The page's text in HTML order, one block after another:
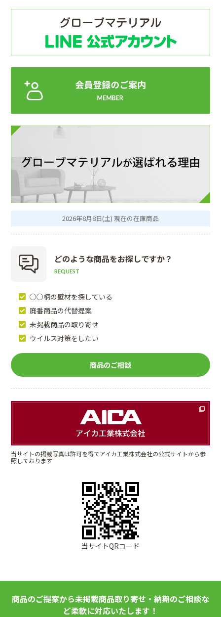
2026年8月8日(土) 現在の在庫商品
どのような商品をお探しですか？
REQUEST
○○柄の壁材を探している
廃番商品の代替提案
未掲載商品の取り寄せ
ウイルス対策をしたい
商品のご相談
当サイトの掲載写真は許可を得てアイカ工業株式会社の公式サイトから参
照しております
当サイトQRコード
商品のご提案から未掲載商品取り寄せ・納期のご相談な
ど柔軟に対応いたします！